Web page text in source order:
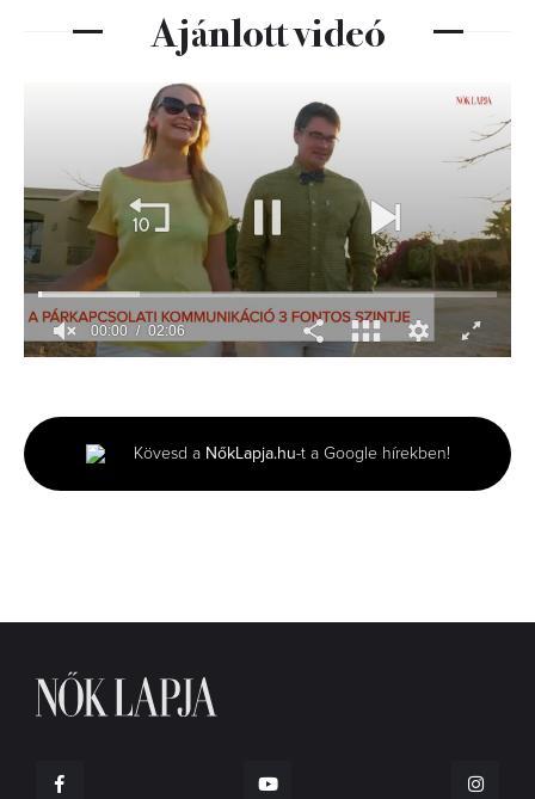
Ajánlott videó
minutes,
6
seconds
00:01 02:06
Kövesd a NőkLapja.hu-t a Google hírekben!